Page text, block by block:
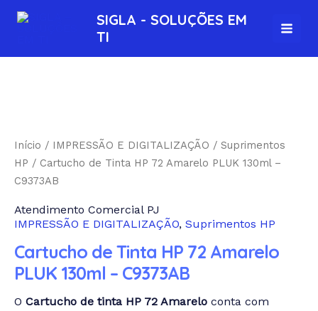
para
conteúdo
SIGLA - SOLUÇÕES EM
TI
Início / IMPRESSÃO E DIGITALIZAÇÃO / Suprimentos
HP / Cartucho de Tinta HP 72 Amarelo PLUK 130ml –
C9373AB
Atendimento Comercial PJ
IMPRESSÃO E DIGITALIZAÇÃO, Suprimentos HP
Cartucho de Tinta HP 72 Amarelo
PLUK 130ml – C9373AB
O Cartucho de tinta HP 72 Amarelo conta com
HP
72
Amarelo
130ml
-
C9373AB
quantidade